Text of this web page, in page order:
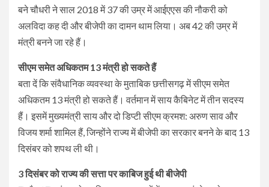
बने चौधरी ने साल 2018 में 37 की उम्र में आईएएस की नौकरी को
अलविदा कह दी और बीजेपी का दामन थाम लिया। अब 42 की उम्र में
मंत्री बनने जा रहे हैं।
सीएम समेत अधिकतम 13 मंत्री हो सकते हैं
बता दें कि संवैधानिक व्यवस्था के मुताबिक छत्तीसगढ़ में सीएम समेत
अधिकतम 13 मंत्री हो सकते हैं। वर्तमान में साय कैबिनेट में तीन सदस्य
हैं। इसमें मुख्यमंत्री साय और दो डिप्टी सीएम क्रमश: अरुण साव और
विजय शर्मा शामिल हैं, जिन्होंने राज्य में बीजेपी का सरकार बनने के बाद 13
दिसंबर को शपथ ली थी।
3 दिसंबर को राज्य की सत्ता पर काबिज हुई थी बीजेपी